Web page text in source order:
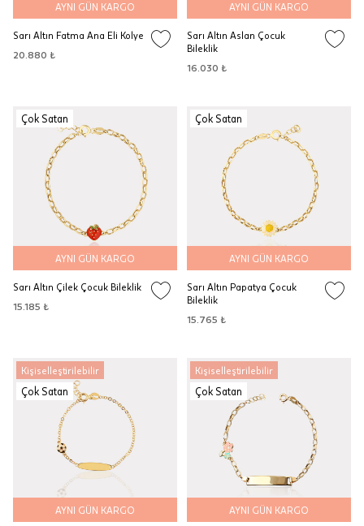
AYNI GÜN KARGO
Sarı Altın Fatma Ana Eli Kolye
20.880 ₺
AYNI GÜN KARGO
Sarı Altın Aslan Çocuk
Bileklik
16.030 ₺
Çok Satan
AYNI GÜN KARGO
Sarı Altın Çilek Çocuk Bileklik
15.185 ₺
Çok Satan
AYNI GÜN KARGO
Sarı Altın Papatya Çocuk
Bileklik
15.765 ₺
Kişiselleştirilebilir
Çok Satan
AYNI GÜN KARGO
Kişiselleştirilebilir
Çok Satan
AYNI GÜN KARGO